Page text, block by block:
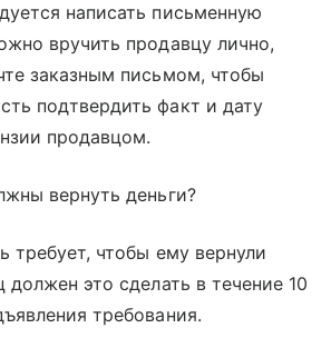
написать письменную
вручить продавцу лично,
заказным письмом, чтобы
подтвердить факт и дату
продавцом.
вернуть деньги?
требует, чтобы ему вернули
должен это сделать в течение 10
требования.